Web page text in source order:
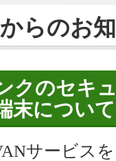
らのお
クのセキ
末について
サービス